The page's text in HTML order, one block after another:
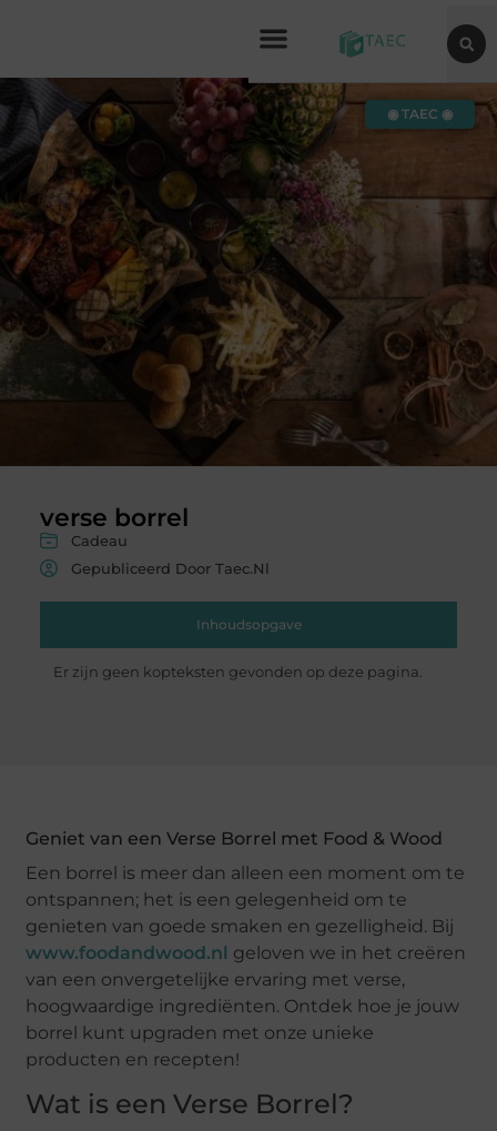
verse borrel
Cadeau
Gepubliceerd Door Taec.nl
Inhoudsopgave
Er zijn geen kopteksten gevonden op deze pagina.
◉ TAEC ◉
Geniet van een Verse Borrel met Food & Wood
Een borrel is meer dan alleen een moment om te
ontspannen; het is een gelegenheid om te
genieten van goede smaken en gezelligheid. Bij
www.foodandwood.nl geloven we in het creëren
van een onvergetelijke ervaring met verse,
hoogwaardige ingrediënten. Ontdek hoe je jouw
borrel kunt upgraden met onze unieke
producten en recepten!
Wat is een Verse Borrel?